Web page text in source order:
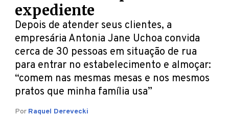
expediente
Depois de atender seus clientes, a
empresária Antonia Jane Uchoa convida
cerca de 30 pessoas em situação de rua
para entrar no estabelecimento e almoçar:
“comem nas mesmas mesas e nos mesmos
pratos que minha família usa”
Por Raquel Derevecki